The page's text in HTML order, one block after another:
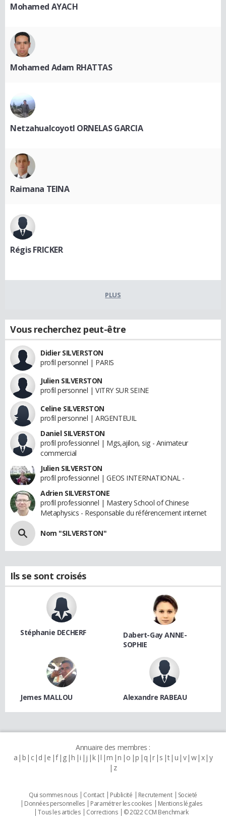
Mohamed AYACH
Mohamed Adam RHATTAS
Netzahualcoyotl ORNELAS GARCIA
Raimana TEINA
Régis FRICKER
PLUS
Vous recherchez peut-être
Didier SILVERSTON
profil personnel | PARIS
Julien SILVERSTON
profil personnel | VITRY SUR SEINE
Celine SILVERSTON
profil personnel | ARGENTEUIL
Daniel SILVERSTON
profil professionnel | Mgs,ajilon, sig - Animateur
commercial
Julien SILVERSTON
profil professionnel | GEOS INTERNATIONAL -
Adrien SILVERSTONE
profil professionnel | Mastery School of Chinese
Metaphysics - Responsable du référencement internet
Nom "SILVERSTON"
Ils se sont croisés
Stéphanie DECHERF
Dabert-Gay ANNE-
SOPHIE
Jemes MALLOU Alexandre RABEAU
Annuaire des membres :
a b c d e f g h i j k l m n o p q r s t u v w x y
z
Qui sommes nous Contact Publicité Recrutement
Societé
Données personnelles
Paramétrer les cookies
Mentions légales
Tous les articles
Corrections © 2022 CCM Benchmark